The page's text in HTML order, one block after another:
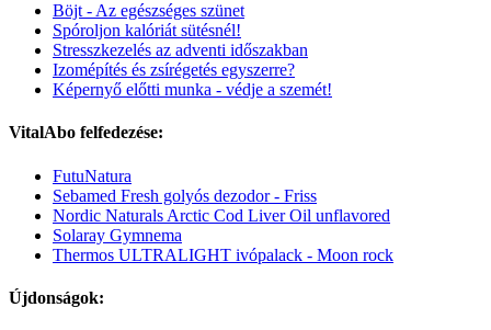
Böjt - Az egészséges szünet
Spóroljon kalóriát sütésnél!
Stresszkezelés az adventi időszakban
Izomépítés és zsírégetés egyszerre?
Képernyő előtti munka - védje a szemét!
VitalAbo felfedezése:
FutuNatura
Sebamed Fresh golyós dezodor - Friss
Nordic Naturals Arctic Cod Liver Oil unflavored
Solaray Gymnema
Thermos ULTRALIGHT ivópalack - Moon rock
Újdonságok: